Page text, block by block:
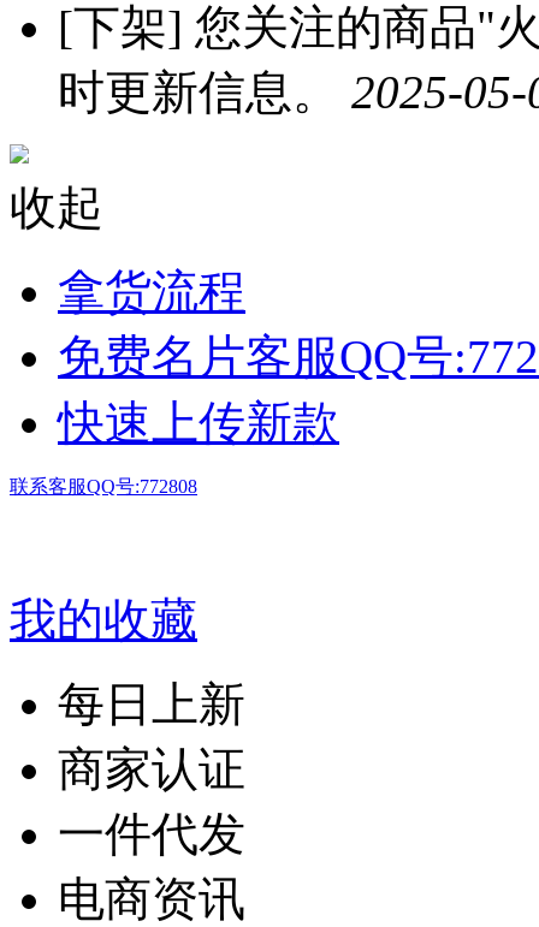
[下架] 您关注的商品"
时更新信息。 2025-
收起
拿货流程
免费名片客服QQ号
快速上传新款
联系客服QQ号:772808
我的收藏
每日上新
商家认证
一件代发
电商资讯